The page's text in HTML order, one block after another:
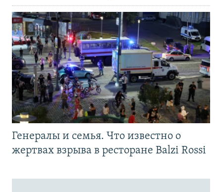
Генералы и семья. Что известно о
жертвах взрыва в ресторане Balzi Rossi